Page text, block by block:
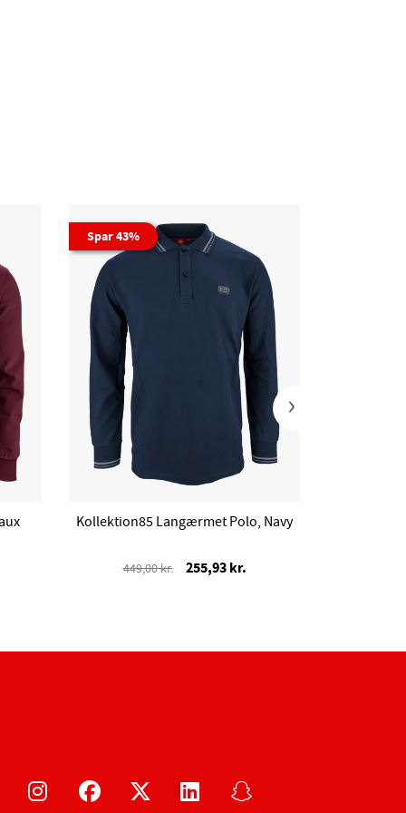
Spar 43%
Kollektion85 Langærmet Polo, Navy
449,00 kr. 255,93 kr.
›